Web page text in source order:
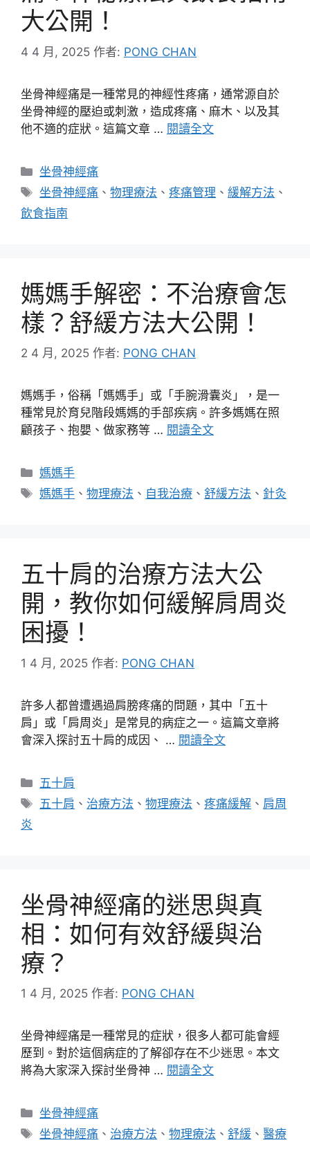
大公開！
4 4 月, 2025 作者: PONG CHAN
坐骨神經痛是一種常見的神經性疼痛，通常源自於
坐骨神經的壓迫或刺激，造成疼痛、麻木、以及其
他不適的症狀。這篇文章 … 閱讀全文
分
類
坐骨神經痛
標
籤
坐骨神經痛 、物理療法 、疼痛管理 、緩解方法 、
飲食指南
媽媽手解密：不治療會怎
樣？舒緩方法大公開！
2 4 月, 2025 作者: PONG CHAN
媽媽手，俗稱「媽媽手」或「手腕滑囊炎」，是一
種常見於育兒階段媽媽的手部疾病。許多媽媽在照
顧孩子、抱嬰、做家務等 … 閱讀全文
分
類
媽媽手
標
媽媽手 、物理療法 、 自我治療 、舒緩方法 、 針灸
五十肩的治療方法大公
開，教你如何緩解肩周炎
困擾！
1 4 月, 2025 作者: PONG CHAN
許多人都曾遭遇過肩膀疼痛的問題，其中「五十
肩」或「肩周炎」是常見的病症之一。這篇文章將
會深入探討五十肩的成因、 … 閱讀全文
分
類
五十肩
標
五十肩 、 治療方法 、物理療法 、疼痛緩解 、 肩周
炎
坐骨神經痛的迷思與真
相：如何有效舒緩與治
療？
1 4 月, 2025 作者: PONG CHAN
坐骨神經痛是一種常見的症狀，很多人都可能會經
歷到。對於這個病症的了解卻存在不少迷思。本文
將為大家深入探討坐骨神 … 閱讀全文
分
類
坐骨神經痛
標
坐骨神經痛 、 治療方法 、物理療法 、舒緩 、醫療